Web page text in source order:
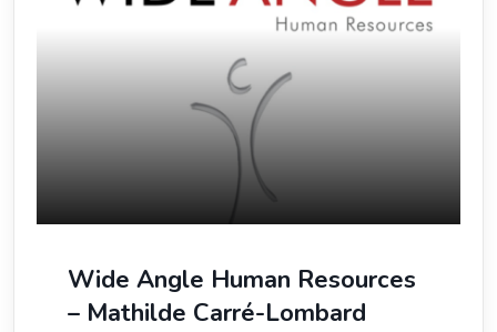
Wide Angle Human Resources
– Mathilde Carré-Lombard